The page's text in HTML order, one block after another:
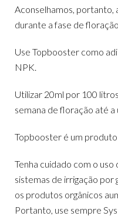
Aconselhamos, portanto,
durante a fase de
Use Topbooster como
NPK.
Utilizar 20ml por 100
semana de floração até a
Topbooster é um
Tenha cuidado com o
sistemas de irrigação por
os produtos orgânicos
Portanto, use sempre